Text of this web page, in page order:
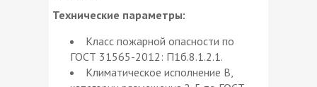
Технические параметры:
Класс пожарной опасности по
ГОСТ 31565-2012: П1б.8.1.2.1.
Климатическое исполнение В,